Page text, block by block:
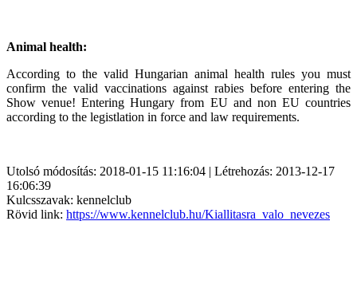
Animal health:
According to the valid Hungarian animal health rules you must
confirm the valid vaccinations against rabies before entering the
Show venue! Entering Hungary from EU and non EU countries
according to the legistlation in force and law requirements.
Utolsó módosítás: 2018-01-15 11:16:04 | Létrehozás: 2013-12-17
16:06:39
Kulcsszavak: kennelclub
Rövid link: https://www.kennelclub.hu/Kiallitasra_valo_nevezes